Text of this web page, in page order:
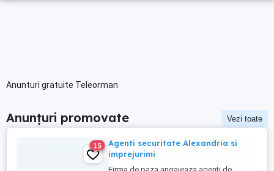
Anunturi gratuite Teleorman
Anunțuri promovate Vezi toate
15
Agenti securitate Alexandria si
imprejurimi